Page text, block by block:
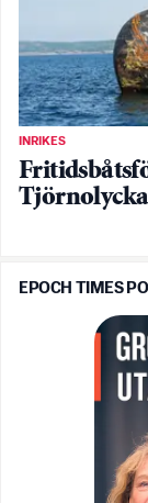
INRIKES
EPOCH TIMES